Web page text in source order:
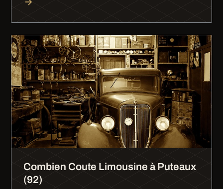
Combien Coute Limousine à Puteaux
(92)